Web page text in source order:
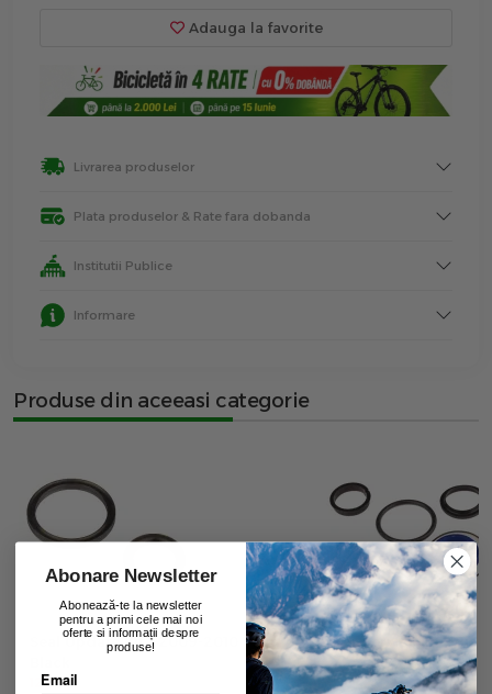
Adauga la favorite
Livrarea produselor
Plata produselor & Rate fara dobanda
Institutii Publice
Informare
Produse din aceeasi categorie
Seal Update Kit - 2009-2010 Vivid -
1200 lei
Bar Service Kit -
2000 lei
Abonare Newsletter
Abonează-te la newsletter
pentru a primi cele mai noi
oferte si informații despre
produse!
Email